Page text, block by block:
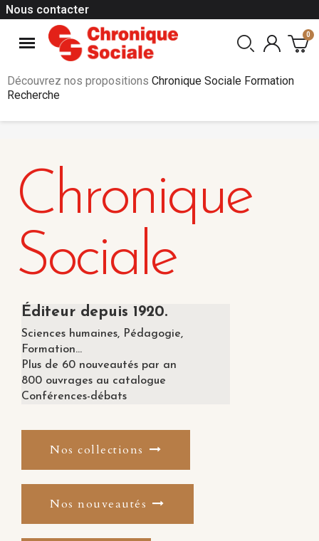
Nous contacter
Découvrez nos propositions Chronique Sociale Formation
Recherche
Chronique
Sociale
Éditeur depuis 1920.
Sciences humaines, Pédagogie,
Formation...
Plus de 60 nouveautés par an
800 ouvrages au catalogue
Conférences-débats
Nos collections
Nos nouveautés